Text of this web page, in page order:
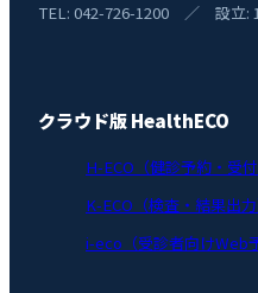
TEL: 042-726-1200 ／ 設立:
クラウド版 HealthECO
H-ECO（健診予約・受付
K-ECO（検査・結果出力
i-eco（受診者向けWeb